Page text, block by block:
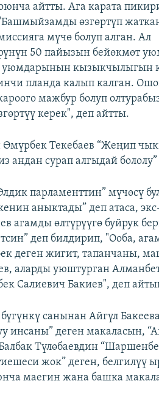
айтты. Ага карата
өзгөртүп
мүчө болуп алган. Ал
50 пайызын бейөкмөт
кызыкчылыгын
планда калып калган.
мажбур болуп
керек", деп айтты.
Текебаев “Жеңип
андан сурап алгыдай бололу”
парламенттин” мүчөсү
аныктады” деп атаса,
өлтүрүүгө буйрук
деп билдирип, ​"Ооба,
деген жигит, тапанчаны,
аларды уюштурган
Салиевич Бакиев", деп
санынан Айгүл
инсаны” деген макаласын,
Түлөбаевдин
жок” деген, белгилүү
маегин жана башка